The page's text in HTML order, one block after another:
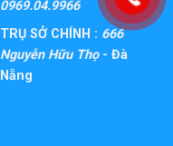
0969.04.9966
TRỤ SỞ CHÍNH : 666
Nguyễn Hữu Thọ- Đà
Nẵng